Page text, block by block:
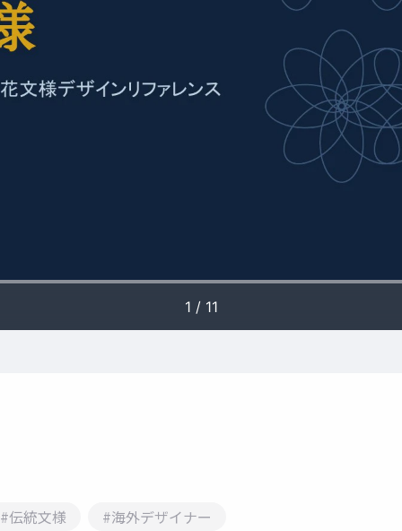
#伝統文様 #海外デザイナー